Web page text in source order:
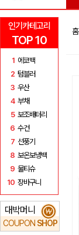
인기카테고리
TOP 10
1 에코백
2 텀블러
3 우산
4 부채
5 보조배터리
6 수건
7 선풍기
8 보온보냉백
9 물티슈
10 장바구니
대박머니
COUPON SHOP
₩
홈